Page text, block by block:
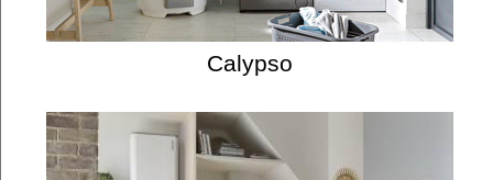
Calypso